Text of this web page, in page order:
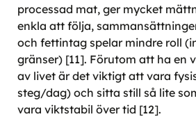
processad mat, ger mycket
enkla att följa,
och fettintag spelar mindre roll
gränser) [11]. Förutom att ha en
av livet är det viktigt att vara
steg/dag) och sitta still så lite
vara viktstabil över tid [12].